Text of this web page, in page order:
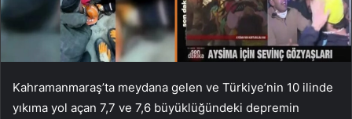
Kahramanmaraş’ta meydana gelen ve Türkiye’nin 10 ilinde
yıkıma yol açan 7,7 ve 7,6 büyüklüğündeki depremin